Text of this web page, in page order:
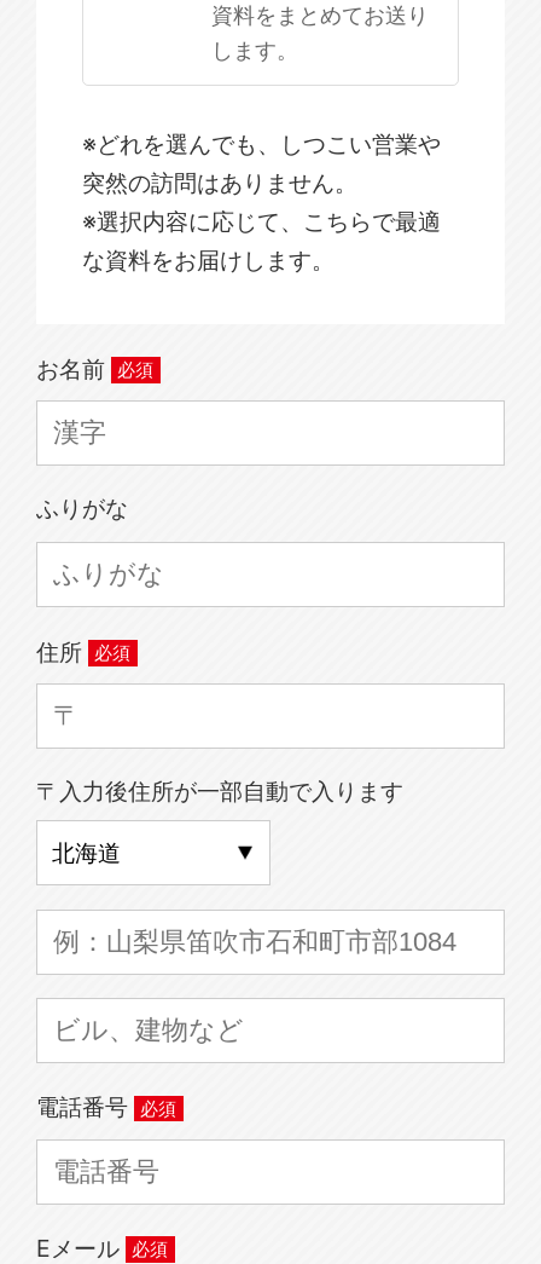
資料をまとめてお送り
します。
※どれを選んでも、しつこい営業や
突然の訪問はありません。
※選択内容に応じて、こちらで最適
な資料をお届けします。
お名前
ふりがな
住所
〒入力後住所が一部自動で入ります
電話番号
Eメール